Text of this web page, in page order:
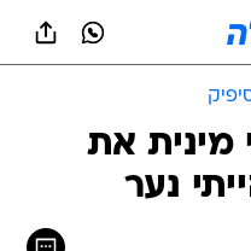
מינית את
נער